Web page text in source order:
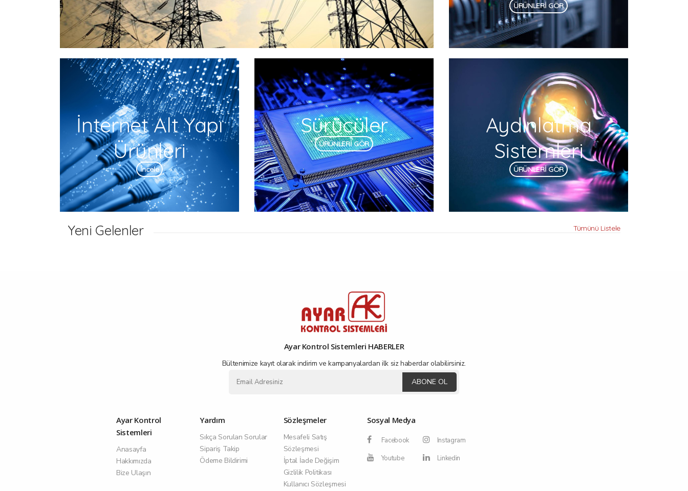
ÜRÜNLERİ GÖR
İnternet Alt Yapı
Ürünleri
İncele
Sürücüler
ÜRÜNLERİ GÖR
Aydınlatma
Sistemleri
ÜRÜNLERİ GÖR
Yeni Gelenler Tümünü Listele
Ayar Kontrol Sistemleri HABERLER
Bültenimize kayıt olarak indirim ve kampanyalardan ilk siz haberdar olabilirsiniz.
ABONE OL
Ayar Kontrol
Sistemleri
Anasayfa
Hakkımızda
Bize Ulaşın
Yardım
Sıkça Sorulan Sorular
Sipariş Takip
Ödeme Bildirimi
Sözleşmeler
Mesafeli Satış
Sözleşmesi
İptal İade Değişim
Gizlilik Politikası
Kullanıcı Sözleşmesi
Sosyal Medya
Facebook
Instagram
Youtube
Linkedin